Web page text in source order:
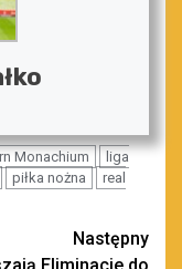
Monachium
liga
piłka nożna
real
Następny
Eliminacje do